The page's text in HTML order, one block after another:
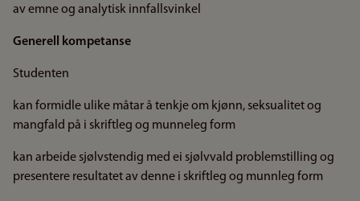
av emne og analytisk innfallsvinkel
Generell kompetanse
Studenten
kan formidle ulike måtar å tenkje om kjønn, seksualitet og
mangfald på i skriftleg og munneleg form
kan arbeide sjølvstendig med ei sjølvvald problemstilling og
presentere resultatet av denne i skriftleg og munnleg form